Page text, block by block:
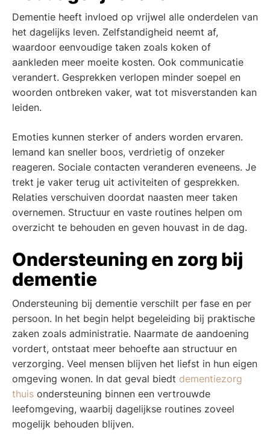
Dementie heeft invloed op vrijwel alle onderdelen van
het dagelijks leven. Zelfstandigheid neemt af,
waardoor eenvoudige taken zoals koken of
aankleden meer moeite kosten. Ook communicatie
verandert. Gesprekken verlopen minder soepel en
woorden ontbreken vaker, wat tot misverstanden kan
leiden.
Emoties kunnen sterker of anders worden ervaren.
Iemand kan sneller boos, verdrietig of onzeker
reageren. Sociale contacten veranderen eveneens. Je
trekt je vaker terug uit activiteiten of gesprekken.
Relaties verschuiven doordat naasten meer taken
overnemen. Structuur en vaste routines helpen om
overzicht te behouden en geven houvast in de dag.
Ondersteuning en zorg bij
dementie
Ondersteuning bij dementie verschilt per fase en per
persoon. In het begin helpt begeleiding bij praktische
zaken zoals administratie. Naarmate de aandoening
vordert, ontstaat meer behoefte aan structuur en
verzorging. Veel mensen blijven het liefst in hun eigen
omgeving wonen. In dat geval biedt dementiezorg
thuis ondersteuning binnen een vertrouwde
leefomgeving, waarbij dagelijkse routines zoveel
mogelijk behouden blijven.